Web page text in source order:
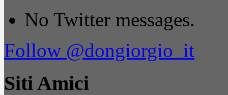
No Twitter messages.
Follow @dongiorgio_it
Siti Amici